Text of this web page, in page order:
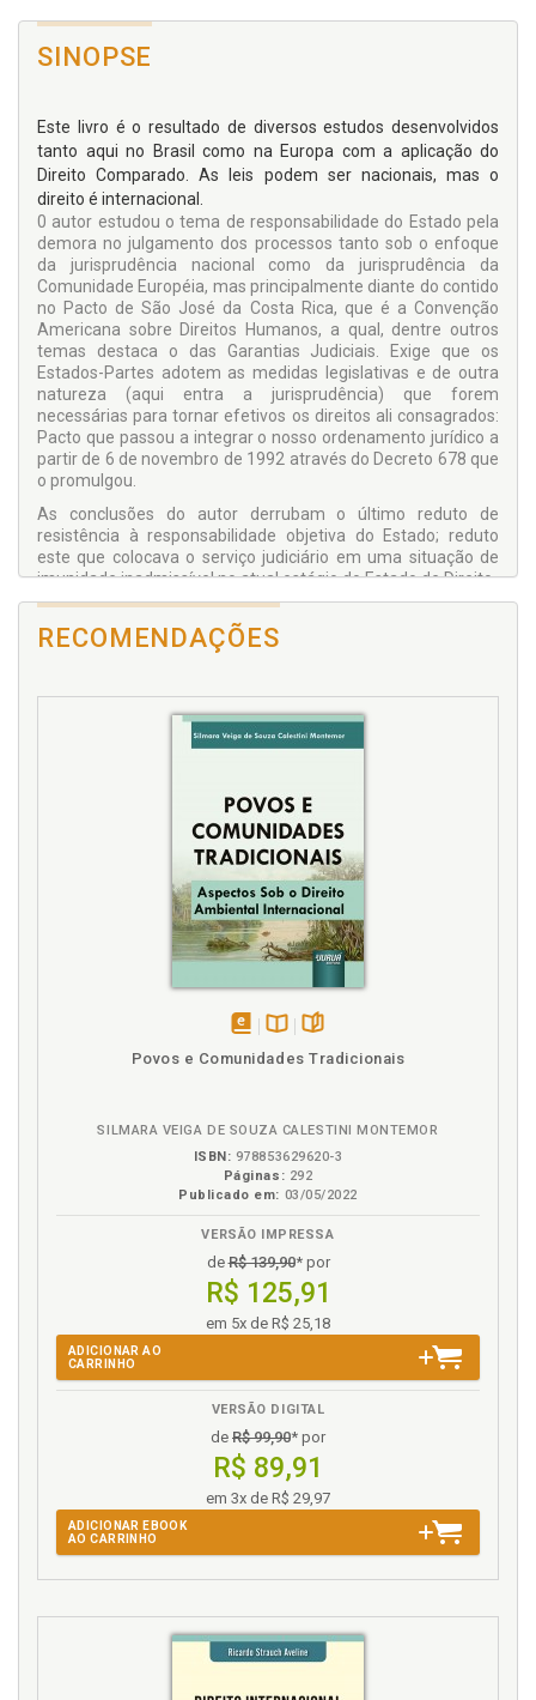
SINOPSE
Este livro é o resultado de diversos estudos desenvolvidos
tanto aqui no Brasil como na Europa com a aplicação do
Direito Comparado. As leis podem ser nacionais, mas o
direito é internacional.
0 autor estudou o tema de responsabilidade do Estado pela
demora no julgamento dos processos tanto sob o enfoque
da jurisprudência nacional como da jurisprudência da
Comunidade Européia, mas principalmente diante do contido
no Pacto de São José da Costa Rica, que é a Convenção
Americana sobre Direitos Humanos, a qual, dentre outros
temas destaca o das Garantias Judiciais. Exige que os
Estados-Partes adotem as medidas legislativas e de outra
natureza (aqui entra a jurisprudência) que forem
necessárias para tornar efetivos os direitos ali consagrados:
Pacto que passou a integrar o nosso ordenamento jurídico a
partir de 6 de novembro de 1992 através do Decreto 678 que
o promulgou.
As conclusões do autor derrubam o último reduto de
resistência à responsabilidade objetiva do Estado; reduto
este que colocava o serviço judiciário em uma situação de
imunidade inadmissível no atual estágio do Estado de Direito.
RECOMENDAÇÕES
Povos e Comunidades Tradicionais
SILMARA VEIGA DE SOUZA CALESTINI MONTEMOR
ISBN: 978853629620-3
Páginas: 292
Publicado em: 03/05/2022
VERSÃO IMPRESSA
deR$ 139,90* por
R$ 125,91
em 5x de R$ 25,18
ADICIONAR AO
CARRINHO
VERSÃO DIGITAL
de R$ 99,90* por
R$ 89,91
em 3x de R$ 29,97
ADICIONAR EBOOK
AO CARRINHO